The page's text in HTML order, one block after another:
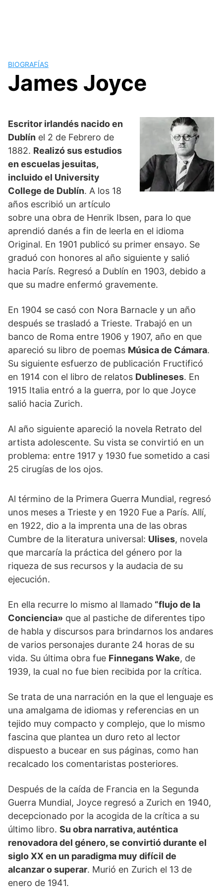
BIOGRAFÍAS
James Joyce
Escritor irlandés nacido en
Dublín el 2 de Febrero de
1882. Realizó sus estudios
en escuelas jesuitas,
incluido el University
College de Dublín. A los 18
años escribió un artículo
sobre una obra de Henrik Ibsen, para lo que
aprendió danés a fin de leerla en el idioma
Original. En 1901 publicó su primer ensayo. Se
graduó con honores al año siguiente y salió
hacia París. Regresó a Dublín en 1903, debido a
que su madre enfermó gravemente.
En 1904 se casó con Nora Barnacle y un año
después se trasladó a Trieste. Trabajó en un
banco de Roma entre 1906 y 1907, año en que
apareció su libro de poemas Música de Cámara.
Su siguiente esfuerzo de publicación Fructificó
en 1914 con el libro de relatos Dublineses. En
1915 Italia entró a la guerra, por lo que Joyce
salió hacia Zurich.
Al año siguiente apareció la novela Retrato del
artista adolescente. Su vista se convirtió en un
problema: entre 1917 y 1930 fue sometido a casi
25 cirugías de los ojos.
Al término de la Primera Guerra Mundial, regresó
unos meses a Trieste y en 1920 Fue a París. Allí,
en 1922, dio a la imprenta una de las obras
Cumbre de la literatura universal: Ulises, novela
que marcaría la práctica del género por la
riqueza de sus recursos y la audacia de su
ejecución.
En ella recurre lo mismo al llamado “flujo de la
Conciencia» que al pastiche de diferentes tipo
de habla y discursos para brindarnos los andares
de varios personajes durante 24 horas de su
vida. Su última obra fue Finnegans Wake, de
1939, la cual no fue bien recibida por la crítica.
Se trata de una narración en la que el lenguaje es
una amalgama de idiomas y referencias en un
tejido muy compacto y complejo, que lo mismo
fascina que plantea un duro reto al lector
dispuesto a bucear en sus páginas, como han
recalcado los comentaristas posteriores.
Después de la caída de Francia en la Segunda
Guerra Mundial, Joyce regresó a Zurich en 1940,
decepcionado por la acogida de la crítica a su
último libro. Su obra narrativa, auténtica
renovadora del género, se convirtió durante el
siglo XX en un paradigma muy difícil de
alcanzar o superar. Murió en Zurich el 13 de
enero de 1941.